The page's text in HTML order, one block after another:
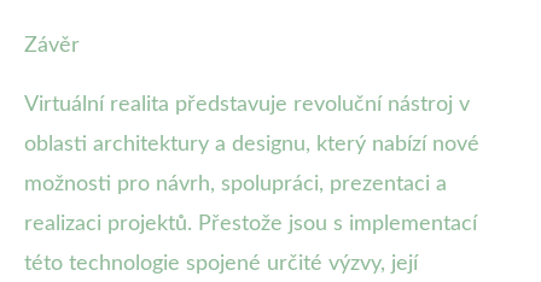
Závěr
Virtuální realita představuje revoluční nástroj v
oblasti architektury a designu, který nabízí nové
možnosti pro návrh, spolupráci, prezentaci a
realizaci projektů. Přestože jsou s implementací
této technologie spojené určité výzvy, její